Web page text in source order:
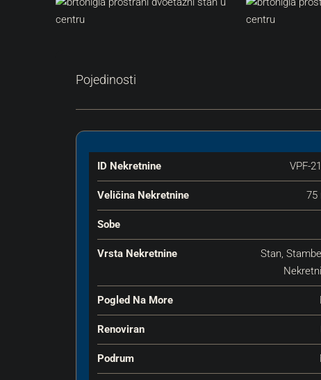
Pojedinosti
ID Nekretnine VPF-
Veličina Nekretnine 75
Sobe
Vrsta Nekretnine
Stan,
Pogled Na More
Renoviran
Podrum